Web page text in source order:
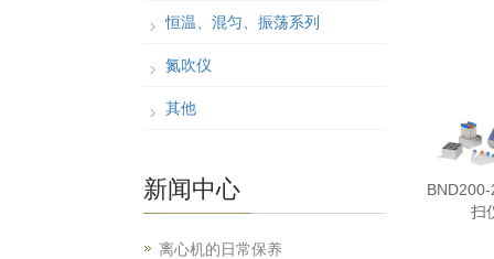
扫
恒温、混匀、振荡系列
氮吹仪
其他
新闻中心
离心机的日常保养